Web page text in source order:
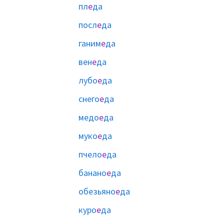
пледа
последа
ганимеда
венеда
лубоеда
снегоеда
медоеда
мукоеда
пчелоеда
бананоеда
обезьяноеда
куроеда